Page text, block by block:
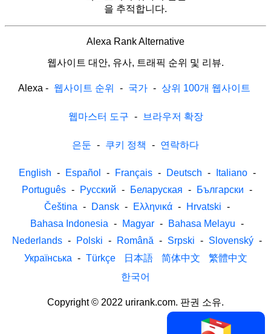
을 추적합니다.
Alexa Rank Alternative
웹사이트 대안, 유사, 트래픽 순위 및 리뷰.
Alexa - 웹사이트 순위 - 국가 - 상위 100개 웹사이트
웹마스터 도구 - 브라우저 확장
은둔 - 쿠키 정책 - 연락하다
English - Español - Français - Deutsch - Italiano -
Português - Русский - Беларуская - Български -
Čeština - Dansk - Ελληνικά - Hrvatski -
Bahasa Indonesia - Magyar - Bahasa Melayu -
Nederlands - Polski - Română - Srpski - Slovenský -
Українська - Türkçe 日本語 简体中文
繁體中文
한국어
Copyright © 2022 urirank.com. 판권 소유.